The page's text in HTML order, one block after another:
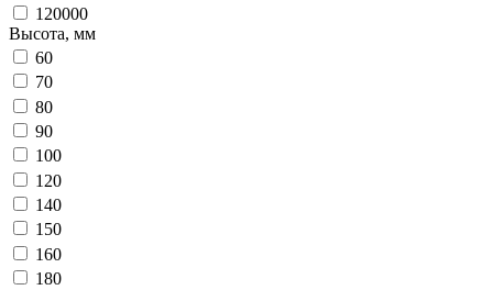
120000
Высота, мм
60
70
80
90
100
120
140
150
160
180